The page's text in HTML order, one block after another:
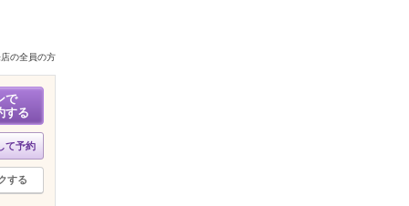
の全員の方
で
する
て予約
する